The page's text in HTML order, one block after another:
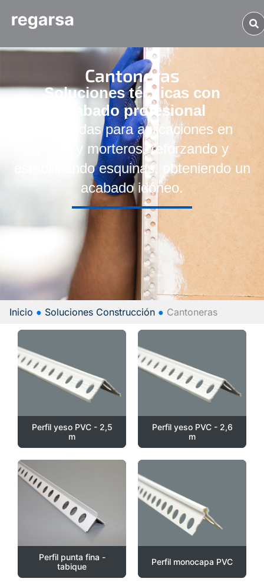
Cantoneras
Soluciones técnicas con
acabado profesional
Destinadas para aplicaciones en
yesos y morteros, reforzando y
estabilizando esquinas, obteniendo un
acabado idóneo.
Inicio ● Soluciones Construcción ● Cantoneras
Perfil yeso PVC - 2,5
m
Perfil yeso PVC - 2,6
m
Perfil punta fina -
tabique
Perfil monocapa PVC